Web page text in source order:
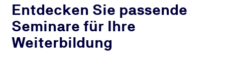
Entdecken Sie passende
Seminare für Ihre
Weiterbildung